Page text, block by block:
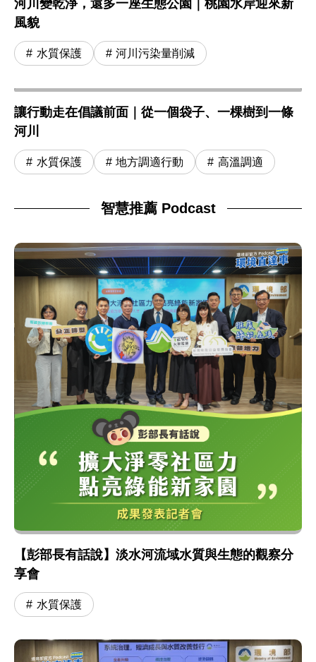
河川變乾淨，還多一座生態公園｜桃園水岸迎來新
風貌
水質保護 河川污染量削減
讓行動走在倡議前面｜從一個袋子、一棵樹到一條
河川
水質保護 地方調適行動 高溫調適
智慧推薦 Podcast
【彭部長有話說】淡水河流域水質與生態的觀察分
享會
水質保護